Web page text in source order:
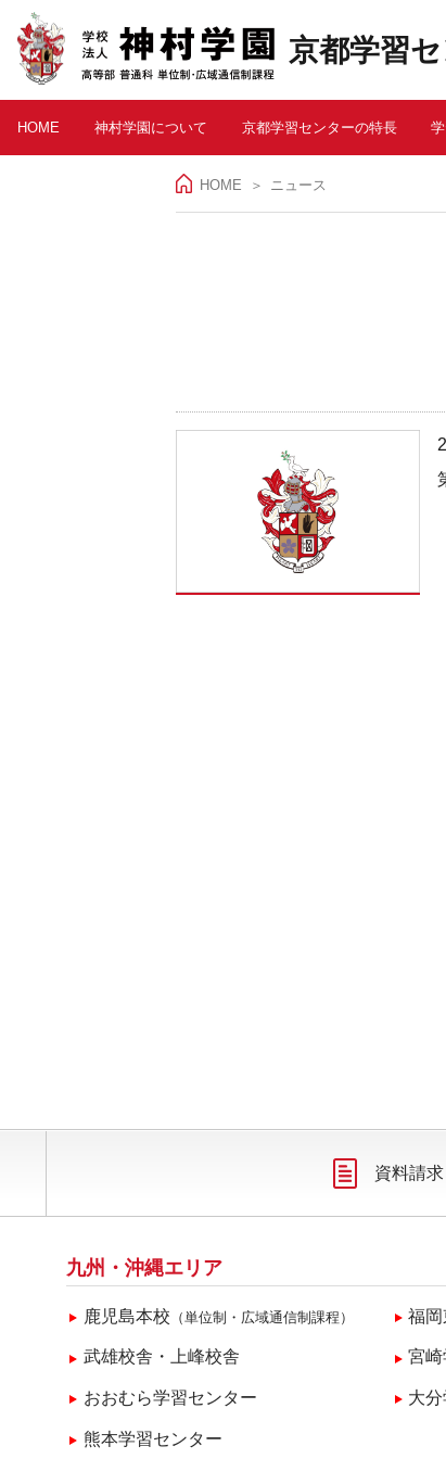
京都学習
HOME 神村学園について 京都学習センターの特長
HOME ニュース
資料請求
九州・沖縄エリア
鹿児島本校 （単位制・広域通信制課程） 福
武雄校舎・上峰校舎 宮
おおむら学習センター 大
熊本学習センター